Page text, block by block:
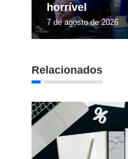
horrível
7 de agosto de 2026
Relacionados